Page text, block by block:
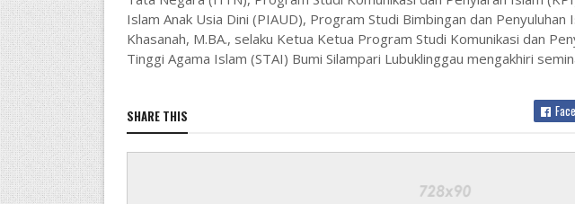
Islam Anak Usia Dini (PIAUD), Program Studi Bimbingan dan Penyuluhan
Khasanah, M.BA., selaku Ketua Ketua Program Studi Komunikasi dan
Tinggi Agama Islam (STAI) Bumi Silampari Lubuklinggau mengakhiri
SHARE THIS